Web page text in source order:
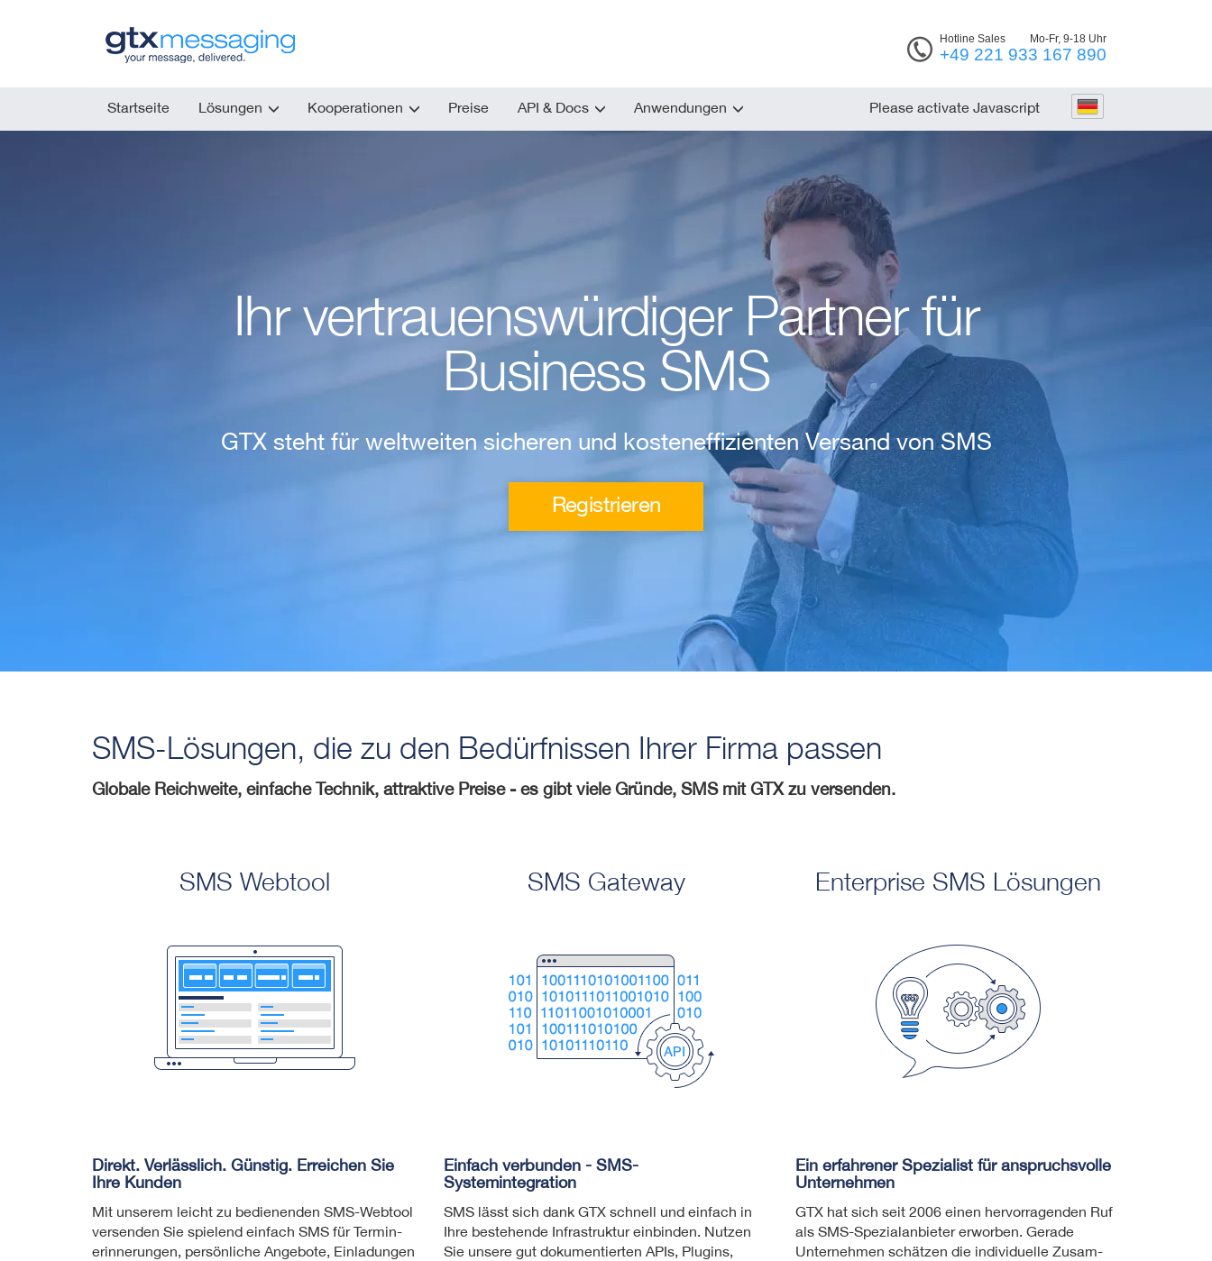
Startseite
Lösungen Kooperationen Preise API & Docs Anwendungen Please activate Javascript
Mo-Fr, 9-18 Uhr
Hotline Sales
+49 221 933 167 890
Ihr vertrauenswürdiger Partner für
Business SMS
GTX steht für weltweiten sicheren und kosteneffizienten Versand von SMS
Registrieren
SMS-Lösungen, die zu den Bedürfnissen Ihrer Firma passen
Globale Reichweite, einfache Technik, attraktive Preise - es gibt viele Gründe, SMS mit GTX zu versenden.
SMS Webtool
Direkt. Verlässlich. Günstig. Erreichen Sie
Ihre Kunden
Mit unserem leicht zu bedienenden SMS-Webtool
versenden Sie spielend einfach SMS für Termin­
erinnerungen, persönliche Angebote, Einladungen
SMS Gateway
Einfach verbunden - SMS-
Systemintegration
SMS lässt sich dank GTX schnell und einfach in
Ihre bestehende Infra­struk­tur einbinden. Nutzen
Sie unsere gut doku­men­tier­ten APIs, Plugins,
Enterprise SMS Lösungen
Ein erfahrener Spezialist für anspruchsvolle
Unternehmen
GTX hat sich seit 2006 einen hervor­ragen­den Ruf
als SMS-Spezial­an­bieter erworben. Gerade
Unternehmen schät­zen die individuelle Zusam­